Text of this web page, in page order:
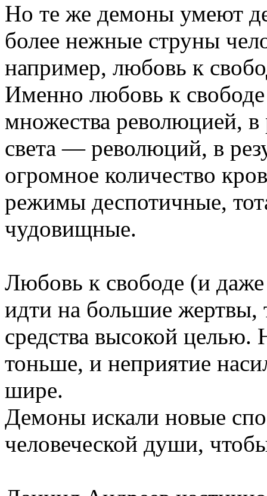
Но те же демоны умеют
более нежные струны
например, любовь к
Именно любовь к
множества революцией, в
света — революций, в
огромное количество
режимы деспотичные,
чудовищные.
Любовь к свободе (и
идти на большие жертвы,
средства высокой
тоньше, и неприятие
шире.
Демоны искали новые
человеческой души,